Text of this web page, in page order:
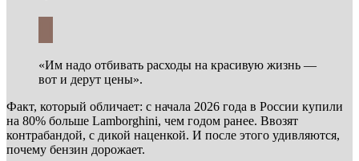
«Им надо отбивать расходы на красивую жизнь —
вот и дерут цены».
Факт, который обличает: с начала 2026 года в России купили
на 80% больше Lamborghini, чем годом ранее. Ввозят
контрабандой, с дикой наценкой. И после этого удивляются,
почему бензин дорожает.